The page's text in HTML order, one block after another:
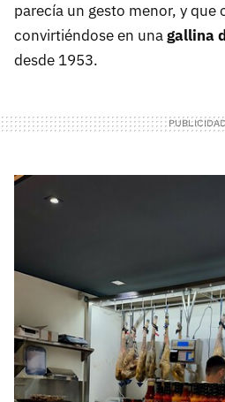
parecía un gesto menor, y que
convirtiéndose en unagallina
desde 1953.